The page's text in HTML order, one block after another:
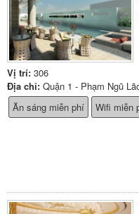
Vị trí: 306
Địa chỉ: Quận 1 - Phạm Ngũ
Ăn sáng miễn phí
Wifi miễn